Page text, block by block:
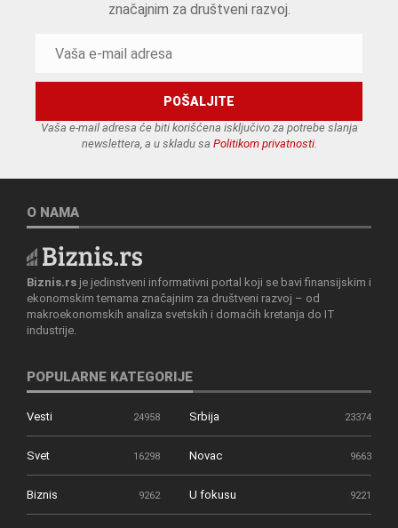
značajnim za društveni razvoj.
Vaša e-mail adresa će biti korišćena isključivo za potrebe slanja
newslettera, a u skladu sa Politikom privatnosti.
O NAMA
Biznis.rs je jedinstveni informativni portal koji se bavi finansijskim i
ekonomskim temama značajnim za društveni razvoj – od
makroekonomskih analiza svetskih i domaćih kretanja do IT
industrije.
POPULARNE KATEGORIJE
Vesti 24958 Srbija 23374
Svet 16298 Novac 9663
Biznis 9262 U fokusu 9221